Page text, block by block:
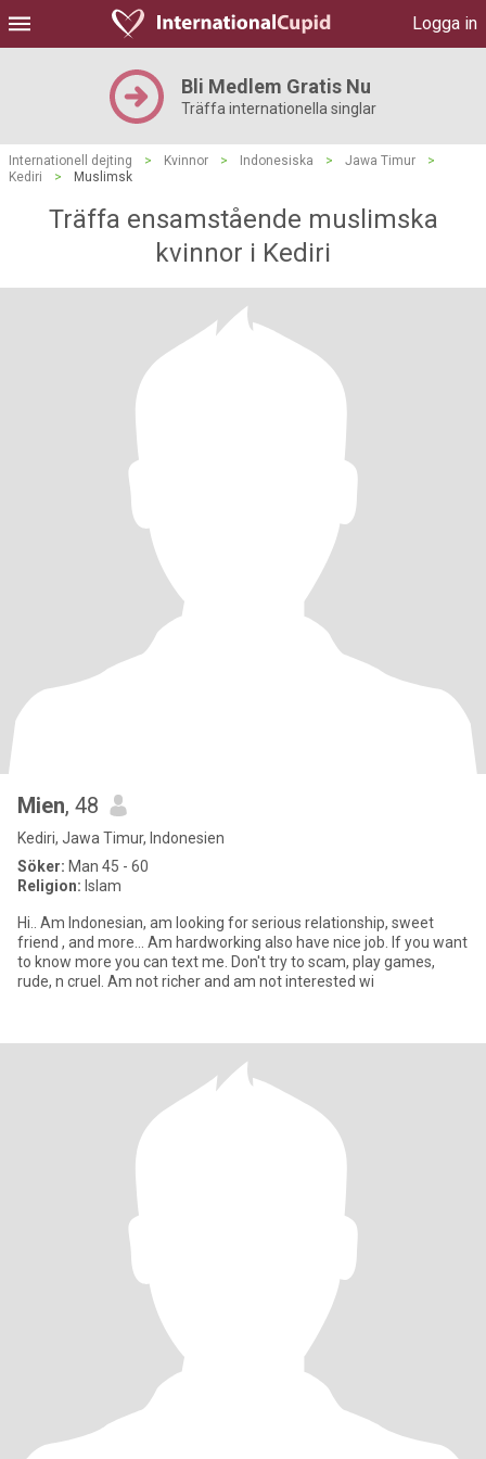
Logga in
Bli Medlem Gratis Nu
Träffa internationella singlar
Internationell dejting > Kvinnor > Indonesiska > Jawa Timur
>
Kediri
> Muslimsk
Träffa ensamstående muslimska
kvinnor i Kediri
Mien, 48
Kediri, Jawa Timur, Indonesien
Söker: Man 45 - 60
Religion: Islam
Hi.. Am Indonesian, am looking for serious relationship, sweet
friend , and more... Am hardworking also have nice job. If you want
to know more you can text me. Don't try to scam, play games,
rude, n cruel. Am not richer and am not interested wi